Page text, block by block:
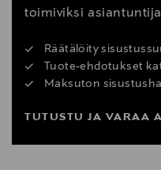
toimiviksi
Räätälöity
Tuote-ehdotukset
Maksuton
TUTUSTU JA VARAA